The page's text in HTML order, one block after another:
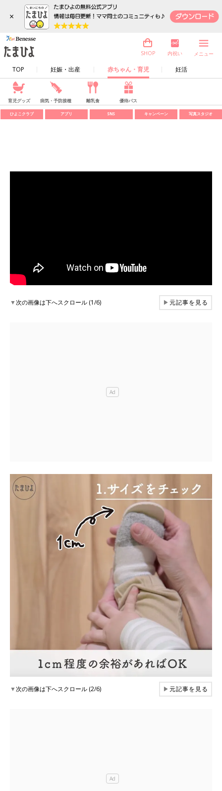
×
TOP 妊娠・出産 赤ちゃん・育児 妊活
SHOP 内祝い メニュー
育児グッズ 病気・予防接種 離乳食 優待パス
ひよこクラブ アプリ SNS キャンペーン 写真スタジオ
▼次の画像は下へスクロール (1/6) ▶元記事を見る
▼次の画像は下へスクロール (2/6) ▶元記事を見る